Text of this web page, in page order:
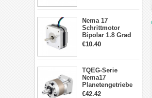
Nema 17
Schrittmotor
Bipolar 1.8 Grad
8.7Ncm 1A 3.5V 4
€10.40
TQEG-Serie
Nema17
Planetengetriebe
10:1 Spiel 15Arc-
€42.42